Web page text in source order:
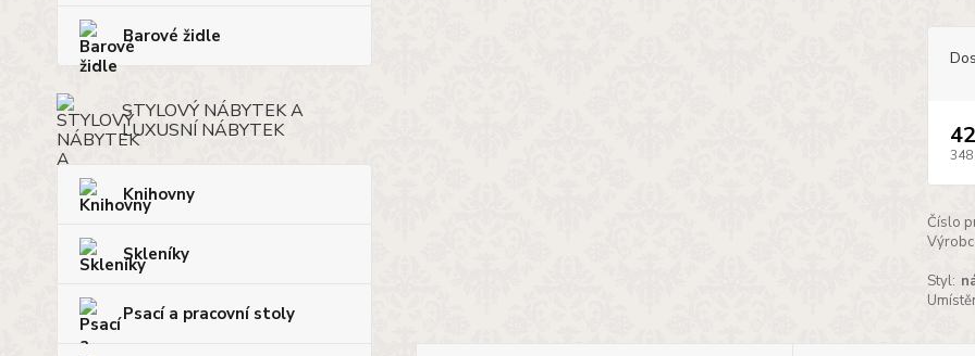
Barové židle
STYLOVÝ NÁBYTEK A
LUXUSNÍ NÁBYTEK
Knihovny
Skleníky
Psací a pracovní stoly
348
Číslo
Styl: